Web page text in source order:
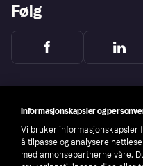
Følg
Informasjonskapsler og
Vi bruker informasjonskapsler
å tilpasse og analysere
med annonsepartnerne våre.